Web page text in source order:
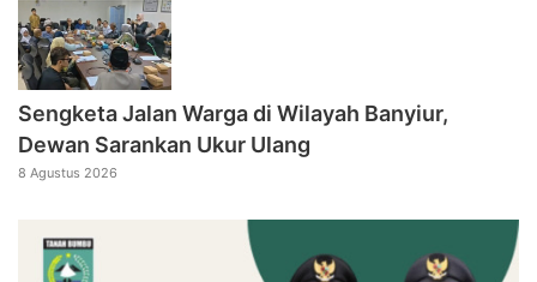
Sengketa Jalan Warga di Wilayah Banyiur,
Dewan Sarankan Ukur Ulang
8 Agustus 2026